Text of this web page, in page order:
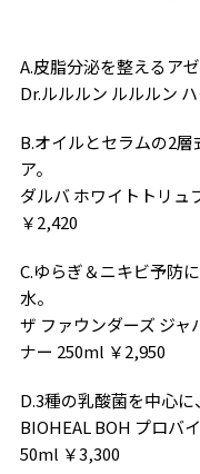
A.皮脂分泌を整えるア
Dr.ルルルン ルルルン
B.オイルとセラムの2
ア。
ダルバ ホワイトトリュ
￥2,420
C.ゆらぎ＆ニキビ予防
水。
ザ ファウンダーズ ジャ
ナー 250ml ￥2,950
D.3種の乳酸菌を中心に
BIOHEAL BOH プロバ
50ml ￥3,300